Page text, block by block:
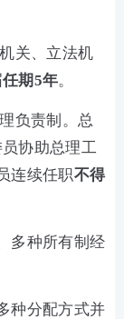
关、立法机
任期5年。
负责制。总
协助总理工
连续任职不得
多种所有制经
种分配方式并